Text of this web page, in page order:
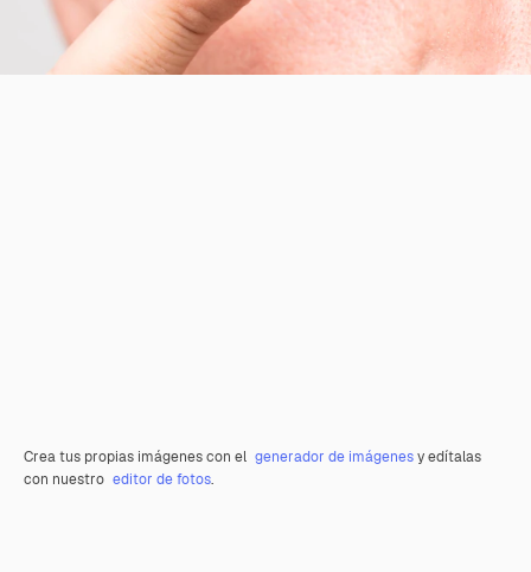
Crea tus propias imágenes con el generador de imágenesy edítalas
con nuestro editor de fotos.